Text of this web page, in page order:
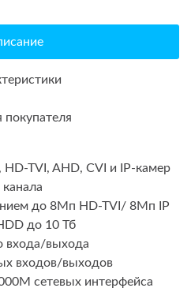
TVI, AHD, CVI и IP-камер
канала
до 8Мп HD-TVI/ 8Мп IP
до 10 Тб
входа/выхода
входов/выходов
сетевых интерфейса